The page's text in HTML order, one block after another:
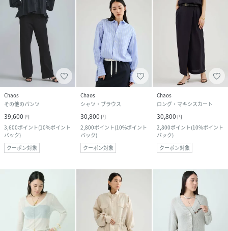
Chaos
その他のパンツ
39,600 円
3,600ポイント(10%ポイント
バック)
クーポン対象
Chaos
シャツ・ブラウス
30,800 円
2,800ポイント(10%ポイント
バック)
クーポン対象
Chaos
ロング・マキシスカート
30,800 円
2,800ポイント(10%ポイント
バック)
クーポン対象